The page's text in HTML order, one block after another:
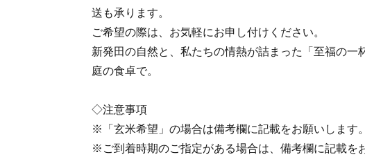
送も承ります。
ご希望の際は、お気軽にお申し付けください。
新発田の自然と、私たちの情熱が詰まった「至福の一
庭の食卓で。
◇注意事項
※「玄米希望」の場合は備考欄に記載をお願いします。
※ご到着時期のご指定がある場合は、備考欄に記載を